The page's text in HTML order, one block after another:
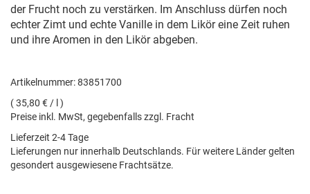
der Frucht noch zu verstärken. Im Anschluss dürfen noch
echter Zimt und echte Vanille in dem Likör eine Zeit ruhen
und ihre Aromen in den Likör abgeben.
Artikelnummer: 83851700
( 35,80 € / l )
Preise inkl. MwSt, gegebenfalls zzgl. Fracht
Lieferzeit 2-4 Tage
Lieferungen nur innerhalb Deutschlands. Für weitere Länder gelten
gesondert ausgewiesene Frachtsätze.